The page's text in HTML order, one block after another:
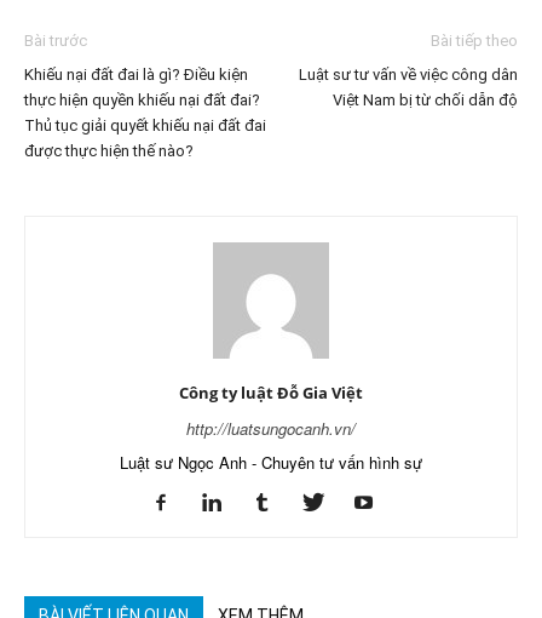
Bài trước
Khiếu nại đất đai là gì? Điều kiện
thực hiện quyền khiếu nại đất đai?
Thủ tục giải quyết khiếu nại đất đai
được thực hiện thế nào?
Bài tiếp theo
Luật sư tư vấn về việc công dân
Việt Nam bị từ chối dẫn độ
Công ty luật Đỗ Gia Việt
http://luatsungocanh.vn/
Luật sư Ngọc Anh - Chuyên tư vấn hình sự